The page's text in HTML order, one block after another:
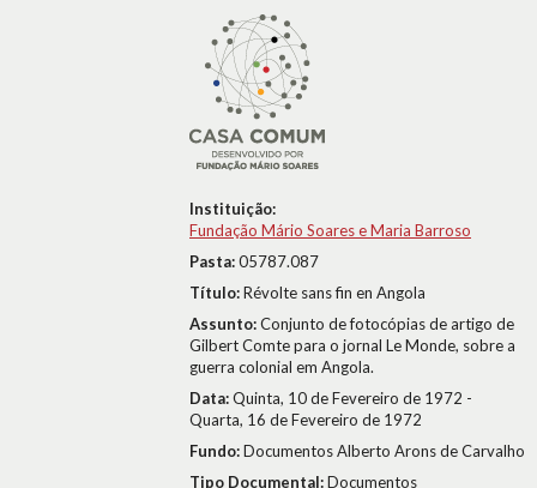
Instituição:
Fundação Mário Soares e Maria Barroso
Pasta:05787.087
Título:Révolte sans fin en Angola
Assunto:Conjunto de fotocópias de artigo de
Gilbert Comte para o jornal Le Monde, sobre a
guerra colonial em Angola.
Data:Quinta, 10 de Fevereiro de 1972 -
Quarta, 16 de Fevereiro de 1972
Fundo:Documentos Alberto Arons de Carvalho
Tipo Documental:Documentos